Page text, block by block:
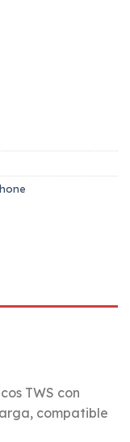
TWS con
compatible